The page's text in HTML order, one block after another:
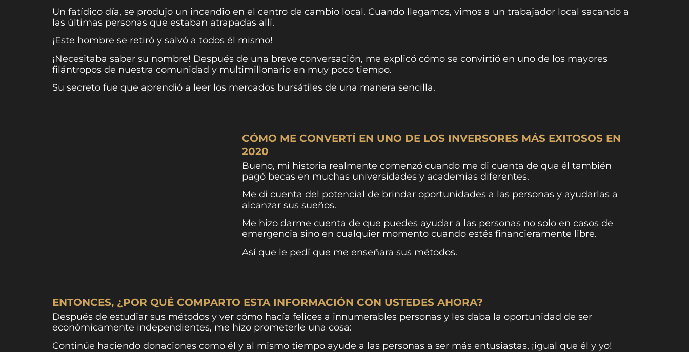
Un fatídico día, se produjo un incendio en el centro de cambio local. Cuando llegamos, vimos a un trabajador local sacando a
las últimas personas que estaban atrapadas allí.
¡Este hombre se retiró y salvó a todos él mismo!
¡Necesitaba saber su nombre! Después de una breve conversación, me explicó cómo se convirtió en uno de los mayores
filántropos de nuestra comunidad y multimillonario en muy poco tiempo.
Su secreto fue que aprendió a leer los mercados bursátiles de una manera sencilla.
CÓMO ME CONVERTÍ EN UNO DE LOS INVERSORES MÁS EXITOSOS EN
2020
Bueno, mi historia realmente comenzó cuando me di cuenta de que él también
pagó becas en muchas universidades y academias diferentes.
Me di cuenta del potencial de brindar oportunidades a las personas y ayudarlas a
alcanzar sus sueños.
Me hizo darme cuenta de que puedes ayudar a las personas no solo en casos de
emergencia sino en cualquier momento cuando estés financieramente libre.
Así que le pedí que me enseñara sus métodos.
ENTONCES, ¿POR QUÉ COMPARTO ESTA INFORMACIÓN CON USTEDES AHORA?
Después de estudiar sus métodos y ver cómo hacía felices a innumerables personas y les daba la oportunidad de ser
económicamente independientes, me hizo prometerle una cosa:
Continúe haciendo donaciones como él y al mismo tiempo ayude a las personas a ser más entusiastas, ¡igual que él y yo!